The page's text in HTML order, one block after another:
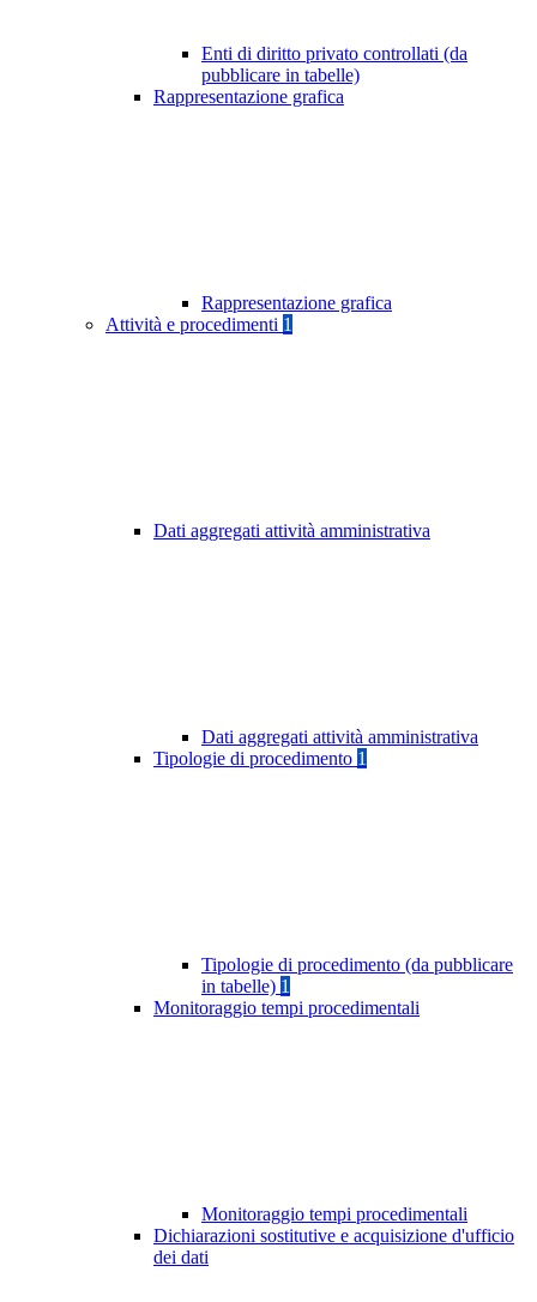
Enti di diritto privato controllati (da
pubblicare in tabelle)
Rappresentazione grafica
Rappresentazione grafica
Attività e procedimenti 1
Dati aggregati attività amministrativa
Dati aggregati attività amministrativa
Tipologie di procedimento 1
Tipologie di procedimento (da pubblicare
in tabelle) 1
Monitoraggio tempi procedimentali
Monitoraggio tempi procedimentali
Dichiarazioni sostitutive e acquisizione d'ufficio
dei dati